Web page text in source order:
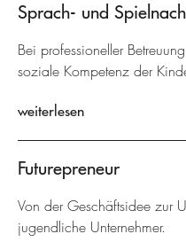
Sprach- und
Bei professioneller
soziale Kompetenz der
weiterlesen
Futurepreneur
Von der Geschäftsidee zur
jugendliche Unternehmer.